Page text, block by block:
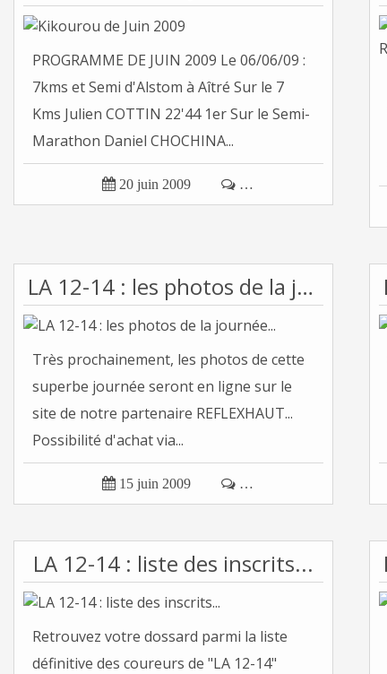
PROGRAMME DE JUIN 2009 Le 06/06/09 :
7kms et Semi d'Alstom à Aîtré Sur le 7
Kms Julien COTTIN 22'44 1er Sur le Semi-
Marathon Daniel CHOCHINA...
 20 juin 2009  …
LA 12-14 : les photos de la journée...
Très prochainement, les photos de cette
superbe journée seront en ligne sur le
site de notre partenaire REFLEXHAUT...
Possibilité d'achat via...
 15 juin 2009  …
LA 12-14 : liste des inscrits...
Retrouvez votre dossard parmi la liste
définitive des coureurs de "LA 12-14"